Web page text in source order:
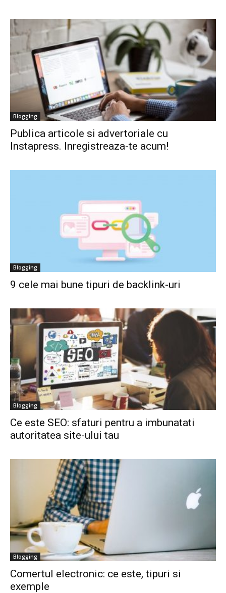
Blogging
Publica articole si advertoriale cu
Instapress. Inregistreaza-te acum!
Blogging
9 cele mai bune tipuri de backlink-uri
Blogging
Ce este SEO: sfaturi pentru a imbunatati
autoritatea site-ului tau
Blogging
Comertul electronic: ce este, tipuri si
exemple